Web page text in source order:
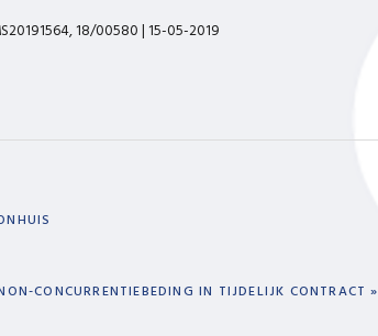
18/00580 | 15-05-2019
CONCURRENTIEBEDING IN TIJDELIJK CONTRACT »